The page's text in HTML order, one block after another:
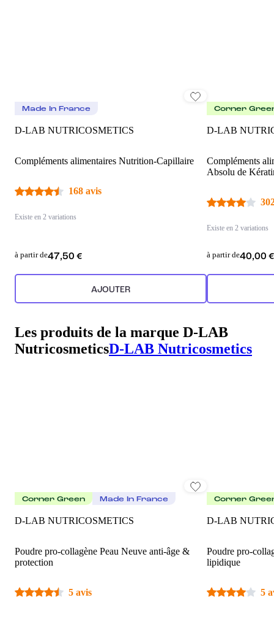
Made In France
D-LAB NUTRICOSMETICS
Compléments alimentaires Nutrition-Capillaire
168 avis
Existe en 2 variations
à partir de47,50 €
AJOUTER
Corner
D-LAB
Compléments
Absolu de
Existe en 2 variations
à partir de40,00 €
Les produits de la marque D-LAB
NutricosmeticsD-LAB Nutricosmetics
Corner Green Made In France
D-LAB NUTRICOSMETICS
Poudre pro-collagène Peau Neuve anti-âge &
protection
5 avis
Corner
D-LAB
Poudre pro-
lipidique
5